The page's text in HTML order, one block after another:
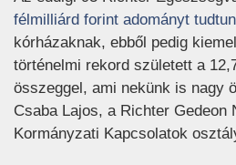
félmilliárd forint adományt
kórházaknak, ebből pedig
történelmi rekord született a
összeggel, ami nekünk is nagy
Csaba Lajos, a Richter Gedeon
Kormányzati Kapcsolatok